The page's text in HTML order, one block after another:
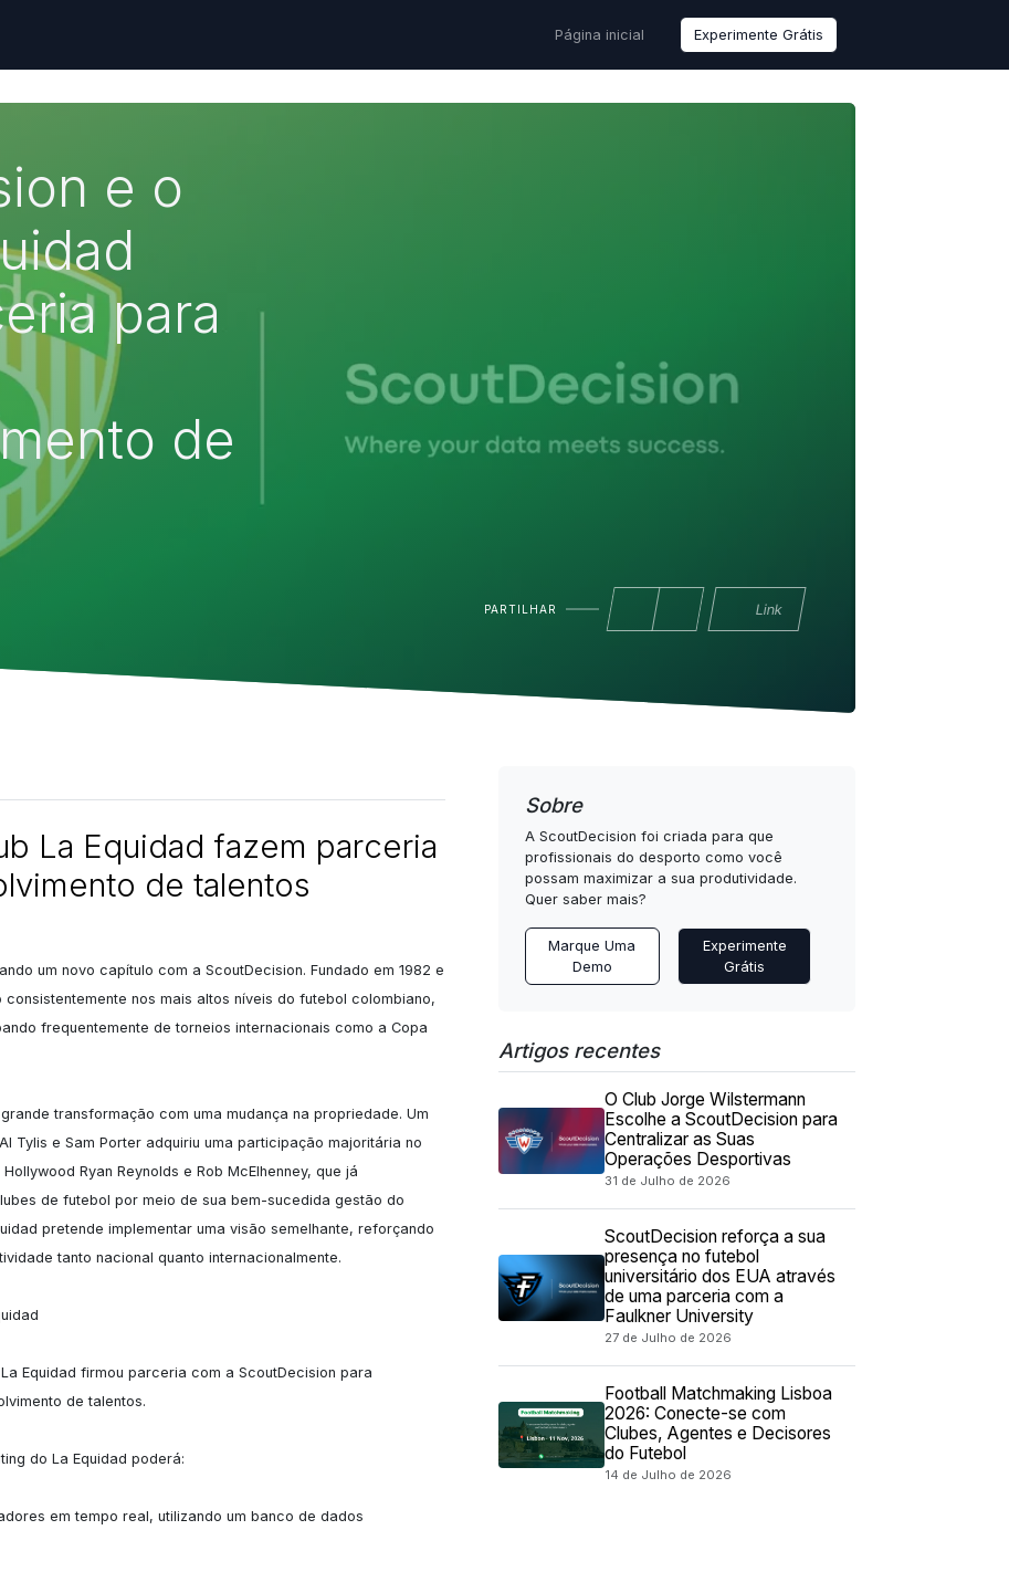
Página inicial Experimente Grátis
e o
para
de
PARTILHAR Link
La Equidad fazem parceria
de talentos
um novo capítulo com a ScoutDecision. Fundado em 1982 e
nos mais altos níveis do futebol colombiano,
frequentemente de torneios internacionais como a Copa
transformação com uma mudança na propriedade. Um
Tylis e Sam Porter adquiriu uma participação majoritária no
Ryan Reynolds e Rob McElhenney, que já
de futebol por meio de sua bem-sucedida gestão do
pretende implementar uma visão semelhante, reforçando
tanto nacional quanto internacionalmente.
Equidad firmou parceria com a ScoutDecision para
de talentos.
do La Equidad poderá:
em tempo real, utilizando um banco de dados
Sobre
A ScoutDecision foi criada para que
profissionais do desporto como você
possam maximizar a sua produtividade.
Quer saber mais?
Marque Uma
Demo
Experimente
Grátis
Artigos recentes
O Club Jorge Wilstermann
Escolhe a ScoutDecision para
Centralizar as Suas
Operações Desportivas
31 de Julho de 2026
ScoutDecision reforça a sua
presença no futebol
universitário dos EUA através
de uma parceria com a
Faulkner University
27 de Julho de 2026
Football Matchmaking Lisboa
2026: Conecte-se com
Clubes, Agentes e Decisores
do Futebol
14 de Julho de 2026